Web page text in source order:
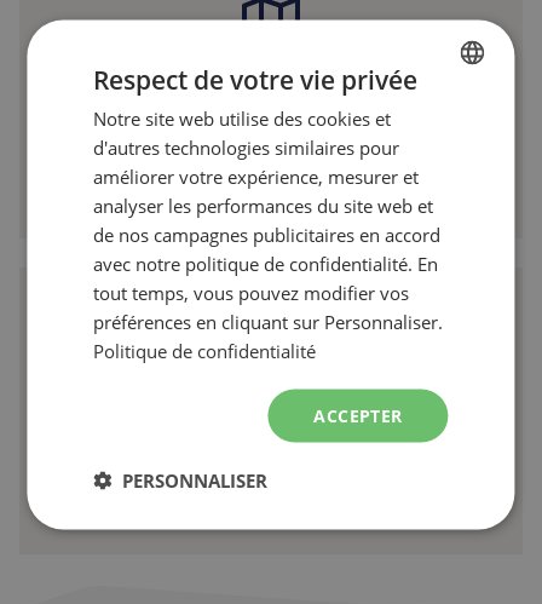
Carte des sentiers de ski de fond
Télécharger la carte
450 226-1515
Respect de votre vie privée
Notre site web utilise des cookies et
d'autres technologies similaires pour
améliorer votre expérience, mesurer et
analyser les performances du site web et
de nos campagnes publicitaires en accord
avec notre politique de confidentialité. En
tout temps, vous pouvez modifier vos
préférences en cliquant sur Personnaliser.
Politique de confidentialité
ACCEPTER
PERSONNALISER